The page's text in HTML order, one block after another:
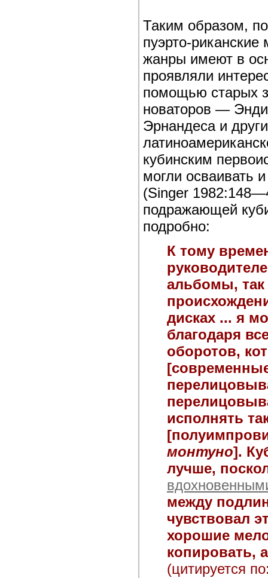
Таким образом,
пуэрто-
жанры имеют в
проявляли
помощью старых
новаторов —
Эрнандеса и
кубинским
могли осваивать
(Singer
подражающей
подробно:
К тому
альбомы, так
дисках ... я
благодаря
оборотов,
исполнять
монтуно].
лучше,
между
чувствовал
хорошие
копировать,
(цитируется